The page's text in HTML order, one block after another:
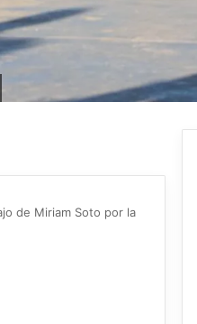
de Miriam Soto por la